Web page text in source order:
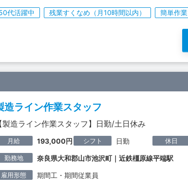
代活躍中 残業すくなめ（月10時間以内） 簡単作業
造ライン作業スタッフ
【製造ライン作業スタッフ】日勤/土日休み
月給 193,000円 シフト 日勤 休日
勤務地 奈良県大和郡山市池沢町｜近鉄橿原線平端駅
雇用形態 期間工・期間従業員